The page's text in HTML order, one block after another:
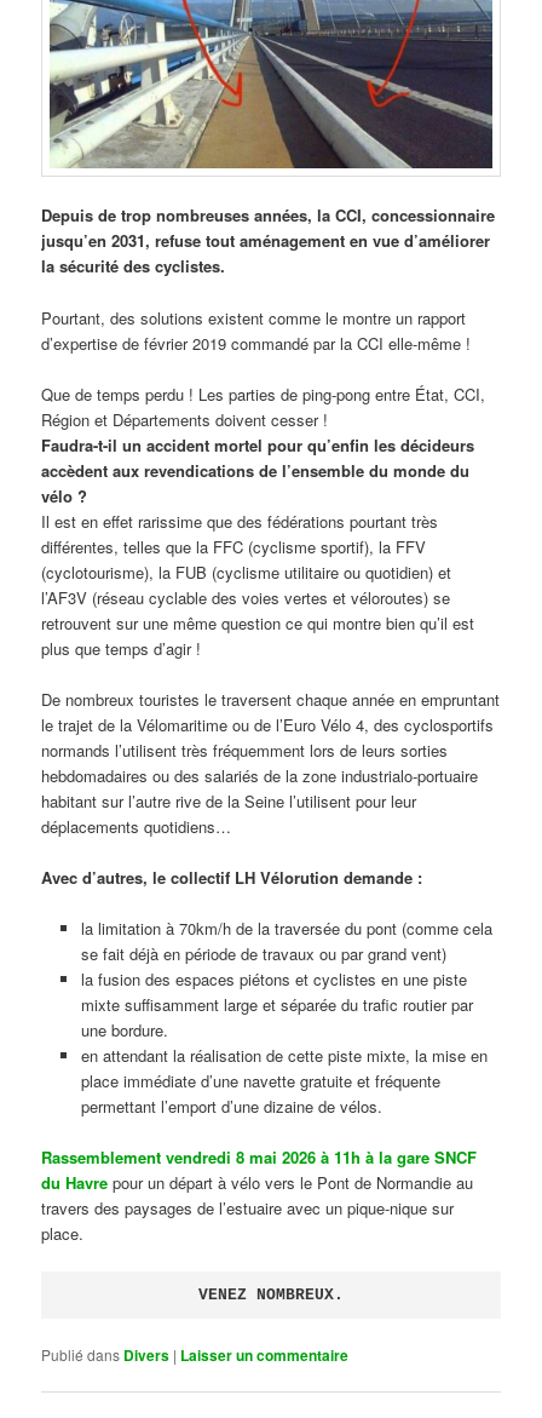
Depuis de trop nombreuses années, la CCI, concessionnaire
jusqu’en 2031, refuse tout aménagement en vue d’améliorer
la sécurité des cyclistes.
Pourtant, des solutions existent comme le montre un rapport
d’expertise de février 2019 commandé par la CCI elle-même !
Que de temps perdu ! Les parties de ping-pong entre État, CCI,
Région et Départements doivent cesser !
Faudra-t-il un accident mortel pour qu’enfin les décideurs
accèdent aux revendications de l’ensemble du monde du
vélo ?
Il est en effet rarissime que des fédérations pourtant très
différentes, telles que la FFC (cyclisme sportif), la FFV
(cyclotourisme), la FUB (cyclisme utilitaire ou quotidien) et
l’AF3V (réseau cyclable des voies vertes et véloroutes) se
retrouvent sur une même question ce qui montre bien qu’il est
plus que temps d’agir !
De nombreux touristes le traversent chaque année en empruntant
le trajet de la Vélomaritime ou de l’Euro Vélo 4, des cyclosportifs
normands l’utilisent très fréquemment lors de leurs sorties
hebdomadaires ou des salariés de la zone industrialo-portuaire
habitant sur l’autre rive de la Seine l’utilisent pour leur
déplacements quotidiens…
Avec d’autres, le collectif LH Vélorution demande :
la limitation à 70km/h de la traversée du pont (comme cela
se fait déjà en période de travaux ou par grand vent)
la fusion des espaces piétons et cyclistes en une piste
mixte suffisamment large et séparée du trafic routier par
une bordure.
en attendant la réalisation de cette piste mixte, la mise en
place immédiate d’une navette gratuite et fréquente
permettant l’emport d’une dizaine de vélos.
Rassemblement vendredi 8 mai 2026 à 11h à la gare SNCF
du Havre pour un départ à vélo vers le Pont de Normandie au
travers des paysages de l’estuaire avec un pique-nique sur
place.
VENEZ NOMBREUX.
Publié dans Divers | Laisser un commentaire